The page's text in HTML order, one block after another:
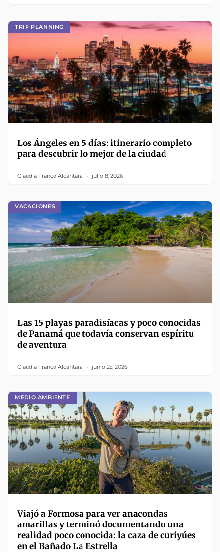
TRIP PLANNING
Los Ángeles en 5 días: itinerario completo
para descubrir lo mejor de la ciudad
Claudia Franco Alcántara julio 8, 2026
VACACIONES
Las 15 playas paradisíacas y poco conocidas
de Panamá que todavía conservan espíritu
de aventura
Claudia Franco Alcántara junio 25, 2026
MEDIO AMBIENTE
Viajó a Formosa para ver anacondas
amarillas y terminó documentando una
realidad poco conocida: la caza de curiyúes
en el Bañado La Estrella